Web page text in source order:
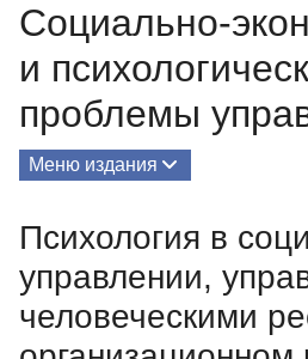
Регистрация
Социально-
и
проблемы
Меню издания
Рубрики
Психология в
управлении,
человеческими